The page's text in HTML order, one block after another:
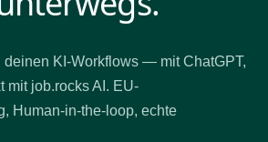
deinen KI-Workflows — mit ChatGPT,
mit job.rocks AI. EU-
Human-in-the-loop, echte